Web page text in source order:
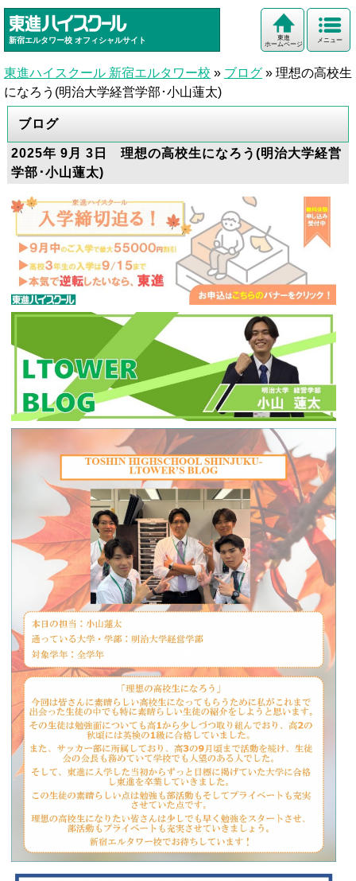
新宿エルタワー校 オフィシャルサイト メニュー
東進
ホームページ
東進ハイスクール 新宿エルタワー校 » ブログ » 理想の高校生
になろう(明治大学経営学部･小山蓮太)
ブログ
2025年 9月 3日 理想の高校生になろう(明治大学経営
学部･小山蓮太)